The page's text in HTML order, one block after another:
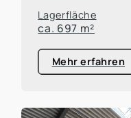
Lagerfläche
ca. 697 m²
Mehr erfahren